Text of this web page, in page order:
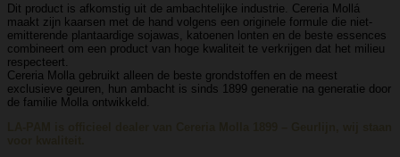
Dit product is afkomstig uit de ambachtelijke industrie. Cereria Mollá
maakt zijn kaarsen met de hand volgens een originele formule die niet-
emitterende plantaardige sojawas, katoenen lonten en de beste essences
combineert om een ​​product van hoge kwaliteit te verkrijgen dat het milieu
respecteert.
Cereria Molla gebruikt alleen de beste grondstoffen en de meest
exclusieve geuren, hun ambacht is sinds 1899 generatie na generatie door
de familie Molla ontwikkeld.